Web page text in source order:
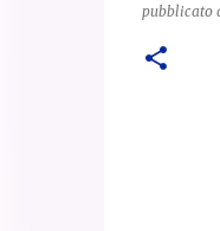
pubblicato